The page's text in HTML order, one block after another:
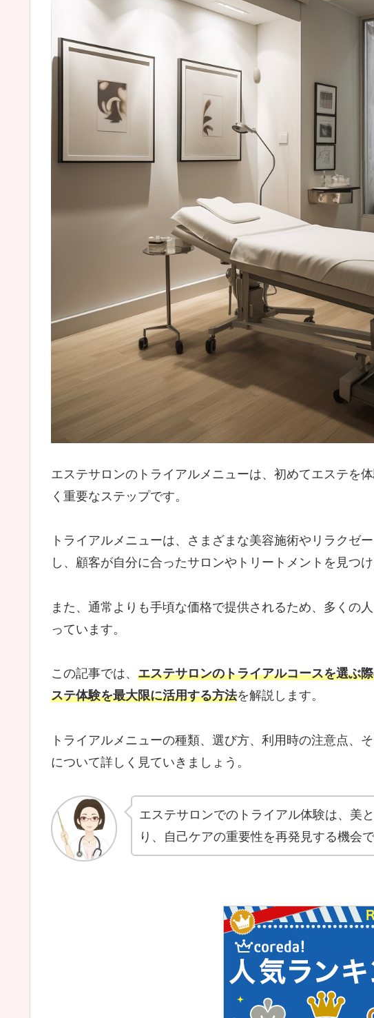
エステサロンのトライアルメニューは、初めてエステを
く重要なステップです。
トライアルメニューは、さまざまな美容施術やリラクゼ
し、顧客が自分に合ったサロンやトリートメントを見つけ
また、通常よりも手頃な価格で提供されるため、多くの
っています。
この記事では、 エステサロンのトライアルコースを選ぶ
ステ体験を最大限に活用する方法を解説します。
トライアルメニューの種類、選び方、利用時の注意点、
について詳しく見ていきましょう。
エステサロンでのトライアル体験は、美
り、自己ケアの重要性を再発見する機会で